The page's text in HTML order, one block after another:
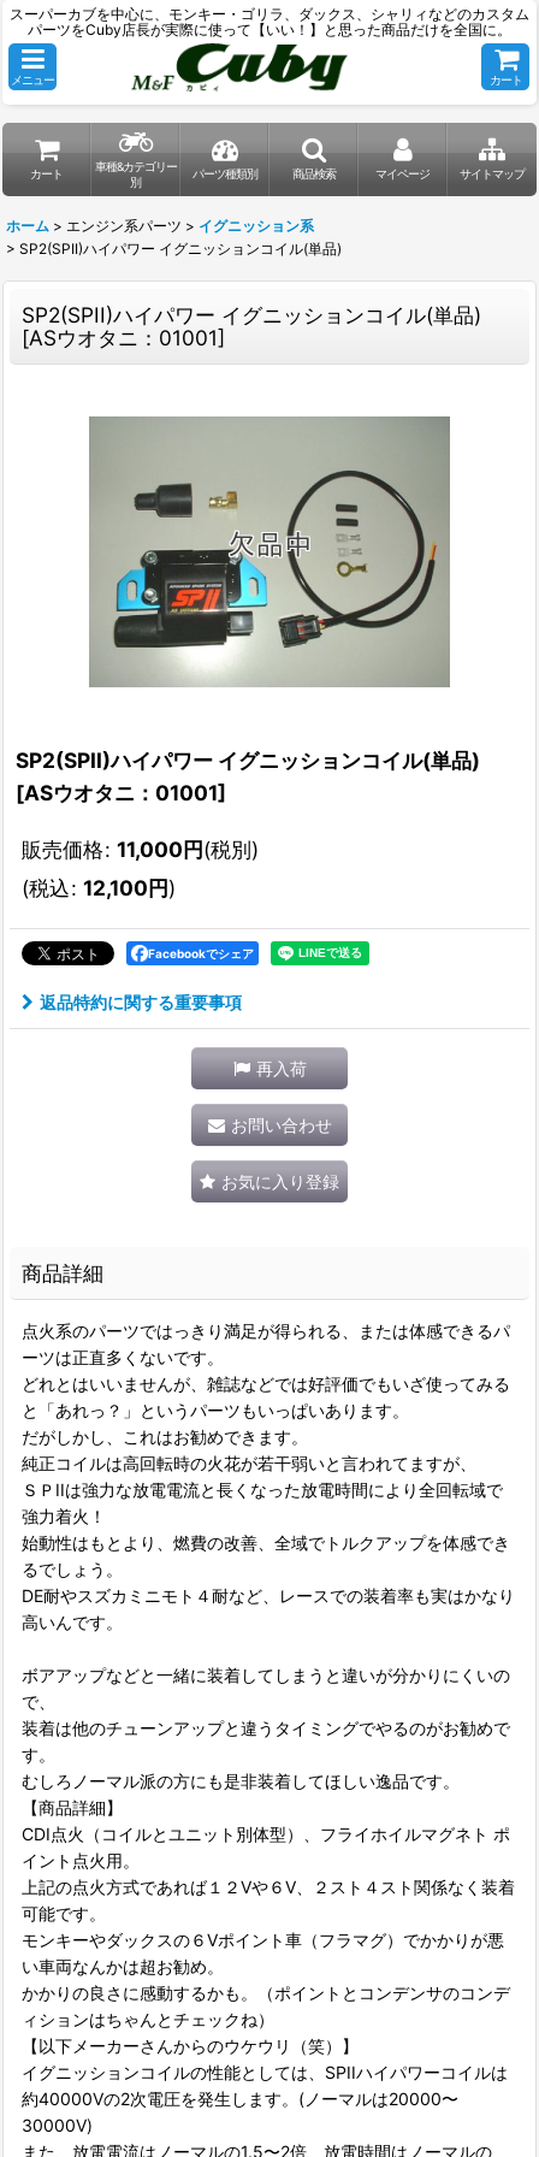
スーパーカブを中心に、モンキー・ゴリラ、ダックス、シャリィなどのカスタム
パーツをCuby店長が実際に使って【いい！】と思った商品だけを全国に。
メニュー カート
カート
車種&カテゴリー
別
パーツ種類別 商品検索 マイページ サイトマップ
ホーム > エンジン系パーツ > イグニッション系
> SP2(SPII)ハイパワー イグニッションコイル(単品)
SP2(SPII)ハイパワー イグニッションコイル(単品)
[ASウオタニ：01001]
SP2(SPII)ハイパワー イグニッションコイル(単品)
[ASウオタニ：01001]
販売価格: 11,000円(税別)
(税込: 12,100円)
Facebookでシェア
返品特約に関する重要事項
再入荷
お問い合わせ
お気に入り登録
商品詳細
点火系のパーツではっきり満足が得られる、または体感できるパ
ーツは正直多くないです。
どれとはいいませんが、雑誌などでは好評価でもいざ使ってみる
と「あれっ？」というパーツもいっぱいあります。
だがしかし、これはお勧めできます。
純正コイルは高回転時の火花が若干弱いと言われてますが、
ＳＰIIは強力な放電電流と長くなった放電時間により全回転域で
強力着火！
始動性はもとより、燃費の改善、全域でトルクアップを体感でき
るでしょう。
DE耐やスズカミニモト４耐など、レースでの装着率も実はかなり
高いんです。
ボアアップなどと一緒に装着してしまうと違いが分かりにくいの
で、
装着は他のチューンアップと違うタイミングでやるのがお勧めで
す。
むしろノーマル派の方にも是非装着してほしい逸品です。
【商品詳細】
CDI点火（コイルとユニット別体型）、フライホイルマグネト ポ
イント点火用。
上記の点火方式であれば１２Vや６V、２スト４スト関係なく装着
可能です。
モンキーやダックスの６Vポイント車（フラマグ）でかかりが悪
い車両なんかは超お勧め。
かかりの良さに感動するかも。（ポイントとコンデンサのコンデ
ィションはちゃんとチェックね）
【以下メーカーさんからのウケウリ（笑）】
イグニッションコイルの性能としては、SPIIハイパワーコイルは
約40000Vの2次電圧を発生します。(ノーマルは20000〜
30000V)
また、放電電流はノーマルの1.5〜2倍、放電時間はノーマルの